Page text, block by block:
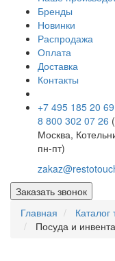
Бренды
Новинки
Распродажа
Оплата
Доставка
Контакты
+7 495 185 20 69
8 800 302 07 26
Москва,
пн-пт)
Заказать звонок
Главная
Каталог
Посуда и